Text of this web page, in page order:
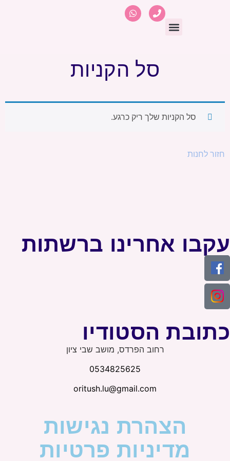
סל הקניות
סל הקניות שלך ריק כרגע.
חזור לחנות
עקבו אחרינו ברשתות
כתובת הסטודיו
רחוב הפרדס, מושב שבי ציון
0534825625
oritush.lu@gmail.com
הצהרת נגישות
מדיניות פרטיות